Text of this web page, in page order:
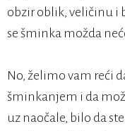
obzir oblik, veličinu i
se šminka možda
No, želimo vam reći
šminkanjem i da
uz naočale, bilo da